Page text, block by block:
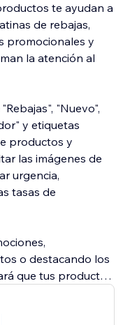
te ayudan a
de rebajas,
promocionales y
la atención al
"Nuevo",
y etiquetas
productos y
las imágenes de
urgencia,
tasas de
o destacando los
que tus productos